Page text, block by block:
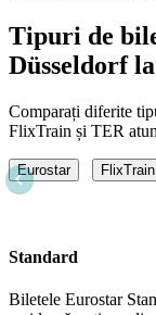
Tipuri de
Düsseldorf
Comparați diferite
FlixTrain și TER
Eurostar FlixTrain
Standard
Biletele Eurostar